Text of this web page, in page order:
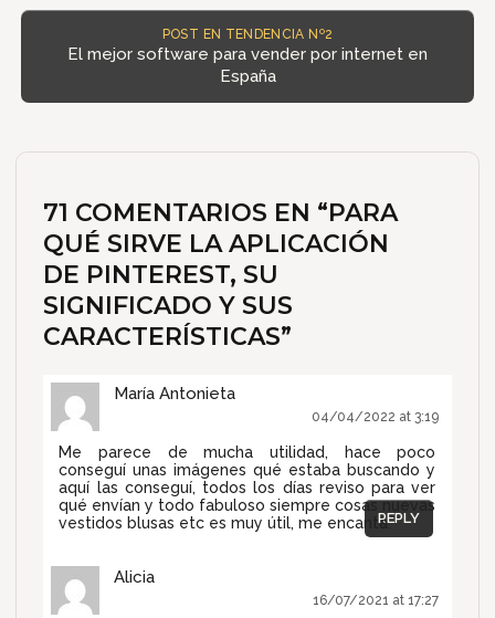
POST EN TENDENCIA Nº2
El mejor software para vender por internet en
España
71 COMENTARIOS EN “PARA
QUÉ SIRVE LA APLICACIÓN
DE PINTEREST, SU
SIGNIFICADO Y SUS
CARACTERÍSTICAS”
María Antonieta
04/04/2022 at 3:19
Me parece de mucha utilidad, hace poco
conseguí unas imágenes qué estaba buscando y
aquí las conseguí, todos los días reviso para ver
qué envían y todo fabuloso siempre cosas nuevas
vestidos blusas etc es muy útil, me encantaREPLY
Alicia
16/07/2021 at 17:27